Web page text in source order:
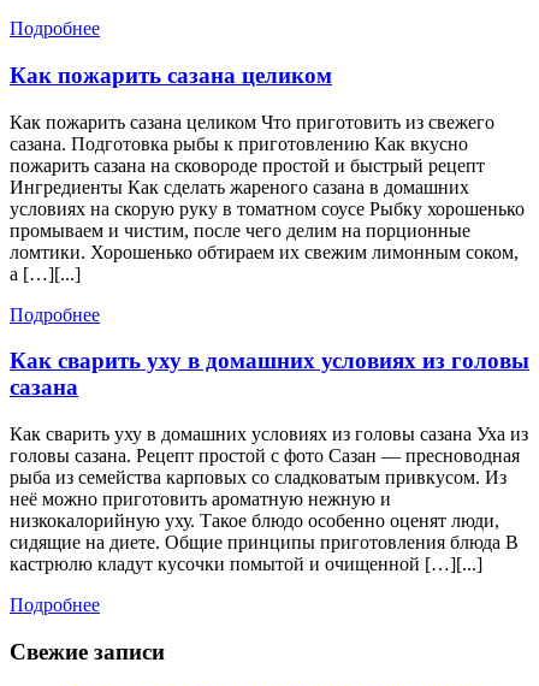
ПодробнееПодробнее
Как пожарить сазана целикомКак
сазана
целиком
Как пожарить сазана целиком Что приготовить из свежего
сазана. Подготовка рыбы к приготовлению Как вкусно
пожарить сазана на сковороде простой и быстрый рецепт
Ингредиенты Как сделать жареного сазана в домашних
условиях на скорую руку в томатном соусе Рыбку хорошенько
промываем и чистим, после чего делим на порционные
ломтики. Хорошенько обтираем их свежим лимонным соком,
а […][...]
ПодробнееПодробнее
Как сварить уху в домашних условиях из головы
сазана
уху
в
домашних
условиях
из
головы
сазана
Как сварить уху в домашних условиях из головы сазана Уха из
головы сазана. Рецепт простой с фото Сазан — пресноводная
рыба из семейства карповых со сладковатым привкусом. Из
неё можно приготовить ароматную нежную и
низкокалорийную уху. Такое блюдо особенно оценят люди,
сидящие на диете. Общие принципы приготовления блюда В
кастрюлю кладут кусочки помытой и очищенной […][...]
ПодробнееПодробнее
Свежие записи